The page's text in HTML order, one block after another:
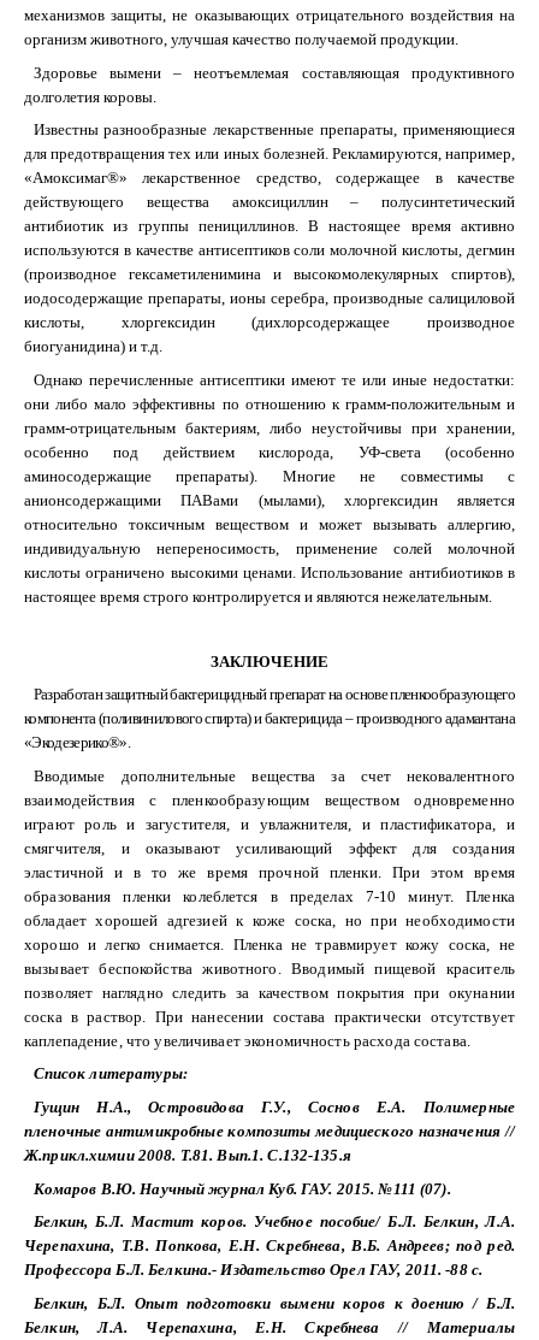
механизмов защиты, не оказывающих отрицательного воздействия на
организм животного, улучшая качество получаемой продукции.
Здоровье вымени – неотъемлемая составляющая продуктивного
долголетия коровы.
Известны разнообразные лекарственные препараты, применяющиеся
для предотвращения тех или иных болезней. Рекламируются, например,
«Амоксимаг®» лекарственное средство, содержащее в качестве
действующего вещества амоксициллин – полусинтетический
антибиотик из группы пенициллинов. В настоящее время активно
используются в качестве антисептиков соли молочной кислоты, дегмин
(производное гексаметиленимина и высокомолекулярных спиртов),
иодосодержащие препараты, ионы серебра, производные салициловой
кислоты, хлоргексидин (дихлорсодержащее производное
биогуанидина) и т.д.
Однако перечисленные антисептики имеют те или иные недостатки:
они либо мало эффективны по отношению к грамм-положительным и
грамм-отрицательным бактериям, либо неустойчивы при хранении,
особенно под действием кислорода, УФ-света (особенно
аминосодержащие препараты). Многие не совместимы с
анионсодержащими ПАВами (мылами), хлоргексидин является
относительно токсичным веществом и может вызывать аллергию,
индивидуальную непереносимость, применение солей молочной
кислоты ограничено высокими ценами. Использование антибиотиков в
настоящее время строго контролируется и являются нежелательным.
ЗАКЛЮЧЕНИЕ
Разработан защитный бактерицидный препарат на основе пленкообразующего
компонента (поливинилового спирта) и бактерицида – производного адамантана
«Экодезерико®».
Вводимые дополнительные вещества за счет нековалентного
взаимодействия с пленкообразующим веществом одновременно
играют роль и загустителя, и увлажнителя, и пластификатора, и
смягчителя, и оказывают усиливающий эффект для создания
эластичной и в то же время прочной пленки. При этом время
образования пленки колеблется в пределах 7-10 минут. Пленка
обладает хорошей адгезией к коже соска, но при необходимости
хорошо и легко снимается. Пленка не травмирует кожу соска, не
вызывает беспокойства животного. Вводимый пищевой краситель
позволяет наглядно следить за качеством покрытия при окунании
соска в раствор. При нанесении состава практически отсутствует
каплепадение, что увеличивает экономичность расхода состава.
Список литературы:
Гущин Н.А., Островидова Г.У., Соснов Е.А. Полимерные
пленочные антимикробные композиты медициеского назначения //
Ж.прикл.химии 2008. Т.81. Вып.1. С.132-135.я
Комаров В.Ю. Научный журнал Куб. ГАУ. 2015. №111 (07).
Белкин, Б.Л. Мастит коров. Учебное пособие/ Б.Л. Белкин, Л.А.
Черепахина, Т.В. Попкова, Е.Н. Скребнева, В.Б. Андреев; под ред.
Профессора Б.Л. Белкина.- Издательство Орел ГАУ, 2011. -88 с.
Белкин, Б.Л. Опыт подготовки вымени коров к доению / Б.Л.
Белкин, Л.А. Черепахина, Е.Н. Скребнева // Материалы